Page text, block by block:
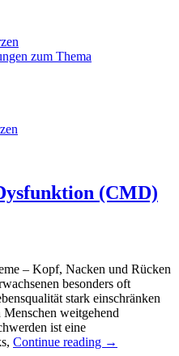
zum Thema
(CMD)
– Kopf, Nacken und Rücken
besonders oft
stark einschränken
weitgehend
ist eine
Continue reading →